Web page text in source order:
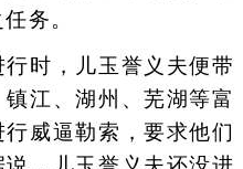
务。
时，儿玉誉义夫便带
江、湖州、芜湖等富
威逼勒索，要求他们